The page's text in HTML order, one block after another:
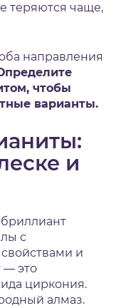
теряются чаще,
направления
чтобы
варианты.
и
с
и
— это
циркония.
алмаз.